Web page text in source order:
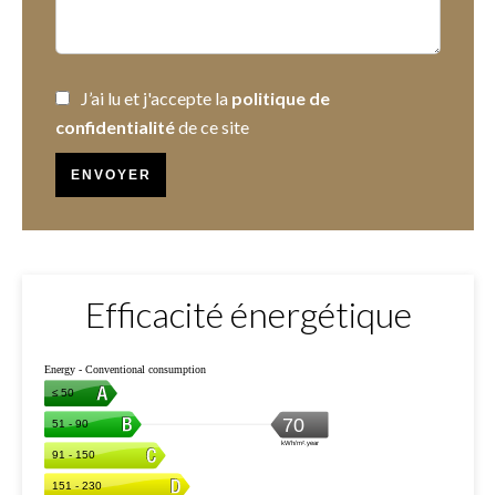
J’ai lu et j'accepte la politique de
confidentialitéde ce site
ENVOYER
Efficacité énergétique